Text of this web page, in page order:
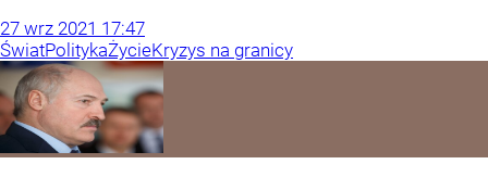
27 wrz 2021 17:47
ŚwiatPolitykaŻycieKryzys na granicy